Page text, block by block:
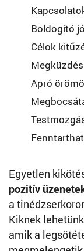
Boldogító
Célok
Apró
Egyetlen
pozitív
a
Kiknek
amik a